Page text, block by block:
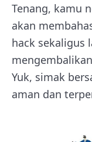
Tenang, kamu
akan
hack sekaligus
Yuk, simak
aman dan